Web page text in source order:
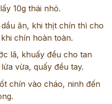
10g thái nhỏ.
ăn, khi thịt chín thì cho
chín hoàn toàn.
lã, khuấy đều cho tan
vừa, quấy đều tay.
chín vào cháo, ninh đến